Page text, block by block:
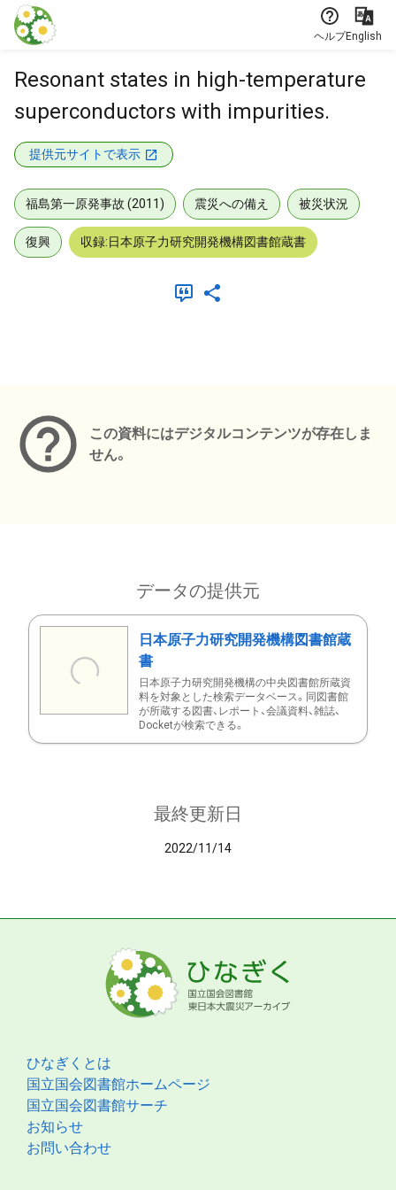
本文に飛ぶ
ヘルプEnglish
Resonant states in high-temperature
superconductors with impurities.
提供元サイトで表示
福島第一原発事故 (2011) 震災への備え 被災状況
復興 収録:日本原子力研究開発機構図書館蔵書
この資料にはデジタルコンテンツが存在しま
せん。
データの提供元
日本原子力研究開発機構図書館蔵
書
日本原子力研究開発機構の中央図書館所蔵資
料を対象とした検索データベース。同図書館
が所蔵する図書、レポート、会議資料、雑誌、
Docketが検索できる。
最終更新日
2022/11/14
ひなぎくとは
国立国会図書館ホームページ
国立国会図書館サーチ
お知らせ
お問い合わせ